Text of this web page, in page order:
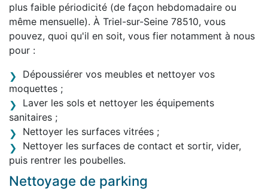
plus faible périodicité (de façon hebdomadaire ou
même mensuelle). À Triel-sur-Seine 78510, vous
pouvez, quoi qu'il en soit, vous fier notamment à nous
pour :
Dépoussiérer vos meubles et nettoyer vos
moquettes ;
Laver les sols et nettoyer les équipements
sanitaires ;
Nettoyer les surfaces vitrées ;
Nettoyer les surfaces de contact et sortir, vider,
puis rentrer les poubelles.
Nettoyage de parking